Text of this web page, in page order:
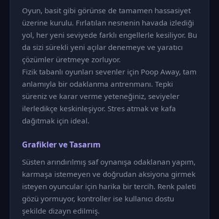
Oyun, basit gibi görünse de tamamen hassasiyet
üzerine kurulu. Fırlatılan nesnenin havada izlediği
yol, her yeni seviyede farklı engellerle kesiliyor. Bu
da sizi sürekli yeni açılar denemeye ve yaratıcı
çözümler üretmeye zorluyor.
Fizik tabanlı oyunları sevenler için Poop Away, tam
anlamıyla bir odaklanma antrenmanı. Tepki
süreniz ve karar verme yeteneğiniz, seviyeler
ilerledikçe keskinleşiyor. Stres atmak ve kafa
dağıtmak için ideal.
Grafikler ve Tasarım
Süsten arındırılmış saf oynanışa odaklanan yapım,
karmaşa istemeyen ve doğrudan aksiyona girmek
isteyen oyuncular için harika bir tercih. Renk paleti
gözü yormuyor, kontroller ise kullanıcı dostu
şekilde dizayn edilmiş.